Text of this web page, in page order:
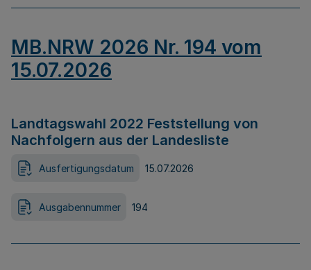
MB.NRW 2026 Nr. 194 vom
15.07.2026
Landtagswahl 2022 Feststellung von
Nachfolgern aus der Landesliste
Ausfertigungsdatum 15.07.2026
Ausgabennummer 194